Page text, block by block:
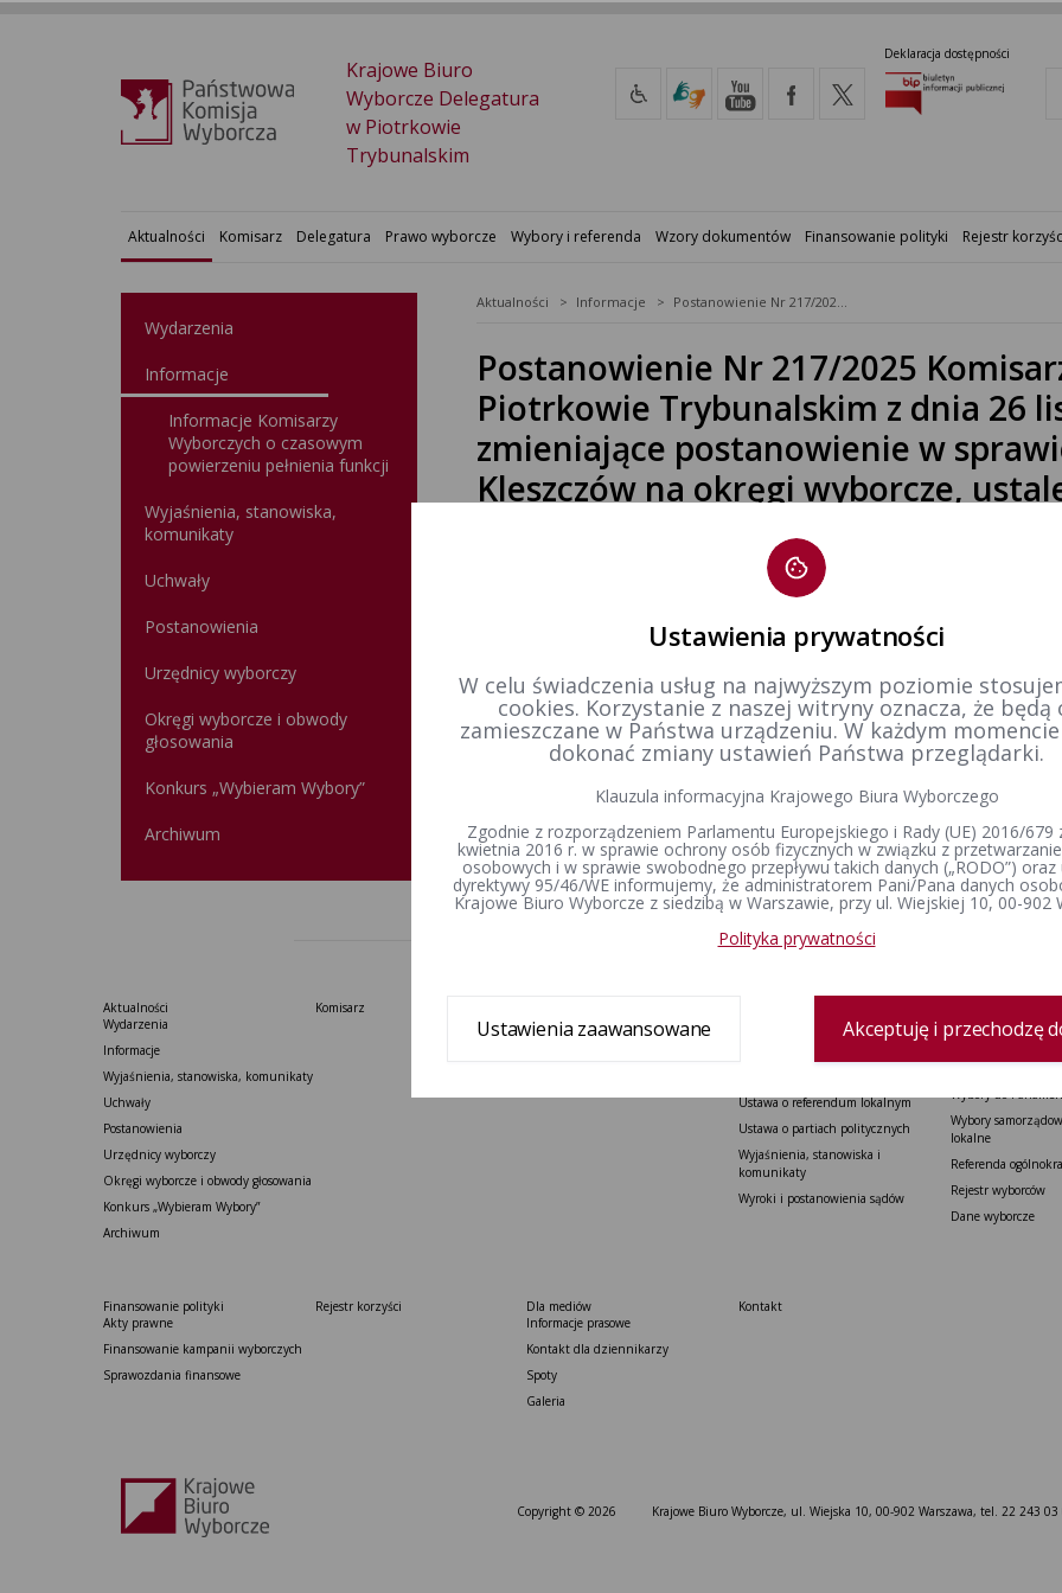
Krajowe Biuro
Wyborcze Delegatura
w Piotrkowie
Trybunalskim
Deklaracja dostępności
Aktualności Komisarz Delegatura Prawo wyborcze Wybory i referenda Wzory dokumentów Finansowanie polityki Rejestr
Wydarzenia
Informacje
Informacje Komisarzy
Wyborczych o czasowym
powierzeniu pełnienia funkcji
Wyjaśnienia, stanowiska,
komunikaty
Uchwały
Postanowienia
Urzędnicy wyborczy
Okręgi wyborcze i obwody
głosowania
Konkurs „Wybieram Wybory”
Archiwum
Aktualności Informacje Postanowienie Nr 217/2025 Komisarza Wyborczego w Piotrkowie Trybunalskim z dnia 26 listopada 2025 r. zmieniające postanowienie w sprawie podziału Gminy Kleszczów na okręgi wyborcze, ustalenia ich granic, numerów oraz liczby radnych wybieranych w każdym okręgu
Postanowienie Nr 217/2025
Piotrkowie Trybunalskim z dnia 26
zmieniające postanowienie w
Kleszczów na okręgi wyborcze,
oraz liczby radnych wybieranych w
Postanowienie Nr 217/2025 Komisarza Wyborczego w Piotrkowie
postanowienie w sprawie podziału Gminy Kleszczów na okręgi wyborcze,
wybieranych w każdym okręgu
Rejestr zmian
Data utworzenia
26-11-2025 12:00
Data modyfikacji
09-12-2025
Aktualności
Wydarzenia
Informacje
Wyjaśnienia, stanowiska, komunikaty
Uchwały
Postanowienia
Urzędnicy wyborczy
Okręgi wyborcze i obwody głosowania
Konkurs „Wybieram Wybory”
Archiwum
Komisarz
Zespół delegatury
Konstytucja Rzeczypospolitej Polskiej​
Ustawa o referendum lokalnym
Ustawa o partiach politycznych
Wyjaśnienia, stanowiska i
komunikaty
Wyroki i postanowienia sądów
Wybory Prezydenta
Wybory do
Wybory
lokalne
Referenda
Rejestr wyborców
Dane wyborcze
Finansowanie polityki
Akty prawne
Finansowanie kampanii wyborczych
Sprawozdania finansowe
Rejestr korzyści
Dla mediów
Informacje prasowe
Kontakt dla dziennikarzy
Spoty
Galeria
Kontakt
Copyright © 2026 Krajowe Biuro Wyborcze, ul. Wiejska 10, 00-902 Warszawa, tel. 22 243 03
Ustawienia prywatności
W celu świadczenia usług na najwyższym poziomie
cookies. Korzystanie z naszej witryny oznacza, że będą
zamieszczane w Państwa urządzeniu. W każdym
dokonać zmiany ustawień Państwa przeglądarki.
Klauzula informacyjna Krajowego Biura Wyborczego
Zgodnie z rozporządzeniem Parlamentu Europejskiego i Rady (UE) 2016/679
kwietnia 2016 r. w sprawie ochrony osób fizycznych w związku z
osobowych i w sprawie swobodnego przepływu takich danych („RODO”) oraz
dyrektywy 95/46/WE informujemy, że administratorem Pani/Pana danych
Krajowe Biuro Wyborcze z siedzibą w Warszawie, przy ul. Wiejskiej 10, 00-902
Polityka prywatności
Ustawienia zaawansowane Akceptuję i przechodzę